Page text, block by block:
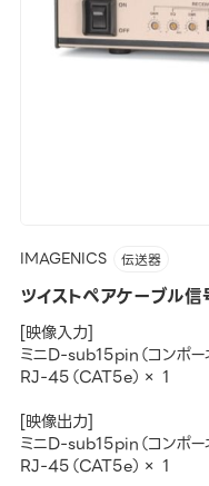
IMAGENICS 伝送器
ツイストペアケーブル
[映像入力]
ミニD-sub15pin（コンポ
RJ-45（CAT5e）× 1
[映像出力]
ミニD-sub15pin（コンポ
RJ-45（CAT5e）× 1